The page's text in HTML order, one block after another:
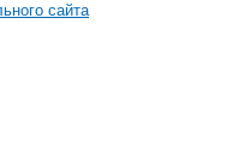
сайта